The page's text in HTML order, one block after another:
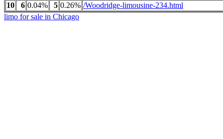
10
6 0.04% 5 0.26% /Woodridge-limousine-234.html
limo for sale in Chicago